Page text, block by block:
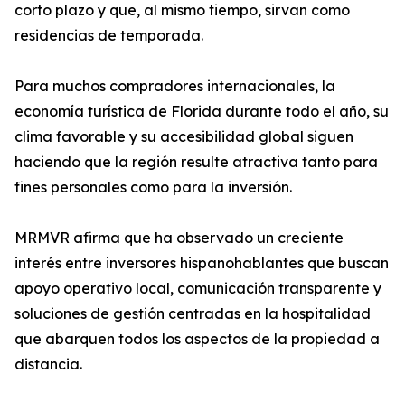
corto plazo y que, al mismo tiempo, sirvan como
residencias de temporada.
Para muchos compradores internacionales, la
economía turística de Florida durante todo el año, su
clima favorable y su accesibilidad global siguen
haciendo que la región resulte atractiva tanto para
fines personales como para la inversión.
MRMVR afirma que ha observado un creciente
interés entre inversores hispanohablantes que buscan
apoyo operativo local, comunicación transparente y
soluciones de gestión centradas en la hospitalidad
que abarquen todos los aspectos de la propiedad a
distancia.